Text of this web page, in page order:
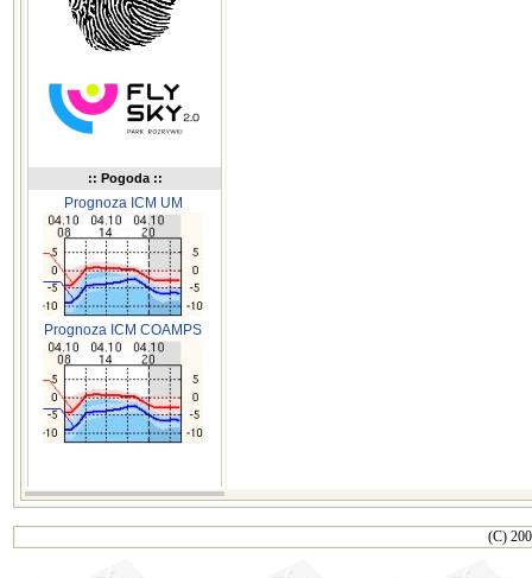
:: Pogoda ::
Prognoza ICM UM
Prognoza ICM COAMPS
(C)